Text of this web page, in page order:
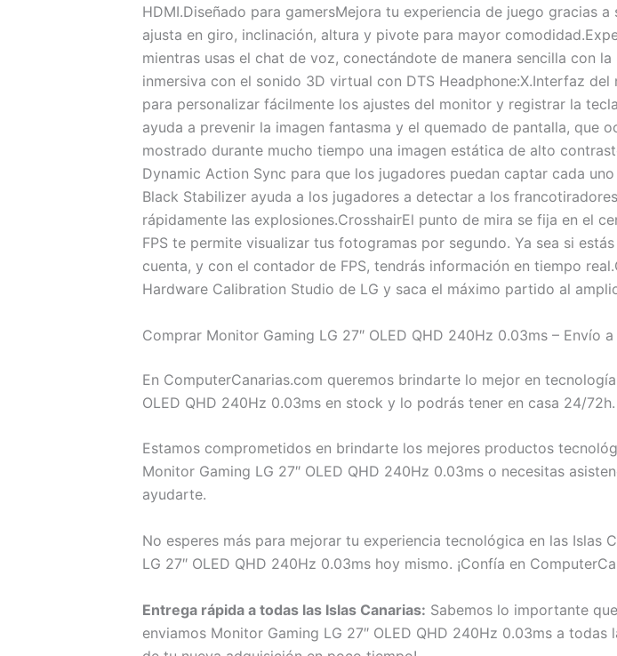
HDMI.Diseñado para gamersMejora tu experiencia de juego gracias
ajusta en giro, inclinación, altura y pivote para mayor
mientras usas el chat de voz, conectándote de manera sencilla con
inmersiva con el sonido 3D virtual con DTS Headphone:X.Interfaz
para personalizar fácilmente los ajustes del monitor y registrar la
ayuda a prevenir la imagen fantasma y el quemado de pantalla, que
mostrado durante mucho tiempo una imagen estática de alto
Dynamic Action Sync para que los jugadores puedan captar cada
Black Stabilizer ayuda a los jugadores a detectar a los
rápidamente las explosiones.CrosshairEl punto de mira se fija en el
FPS te permite visualizar tus fotogramas por segundo. Ya sea si
cuenta, y con el contador de FPS, tendrás información en tiempo
Hardware Calibration Studio de LG y saca el máximo partido al
Comprar Monitor Gaming LG 27″ OLED QHD 240Hz 0.03ms – Envío
En ComputerCanarias.com queremos brindarte lo mejor en
OLED QHD 240Hz 0.03ms en stock y lo podrás tener en casa 24/72h.
Estamos comprometidos en brindarte los mejores productos
Monitor Gaming LG 27″ OLED QHD 240Hz 0.03ms o necesitas
ayudarte.
No esperes más para mejorar tu experiencia tecnológica en las
LG 27″ OLED QHD 240Hz 0.03ms hoy mismo. ¡Confía en
Entrega rápida a todas las Islas Canarias: Sabemos lo importante
enviamos Monitor Gaming LG 27″ OLED QHD 240Hz 0.03ms a